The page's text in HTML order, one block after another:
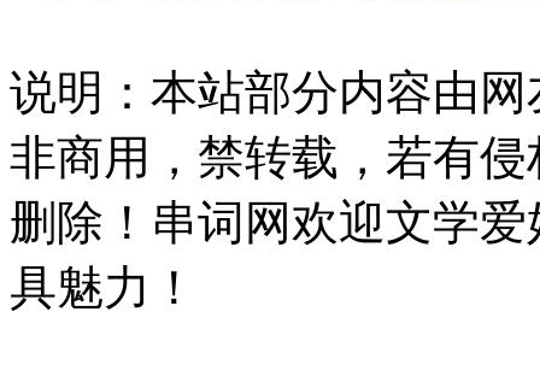
说明：本站部分内容由
非商用，禁转载，若有
删除！串词网欢迎文学
具魅力！